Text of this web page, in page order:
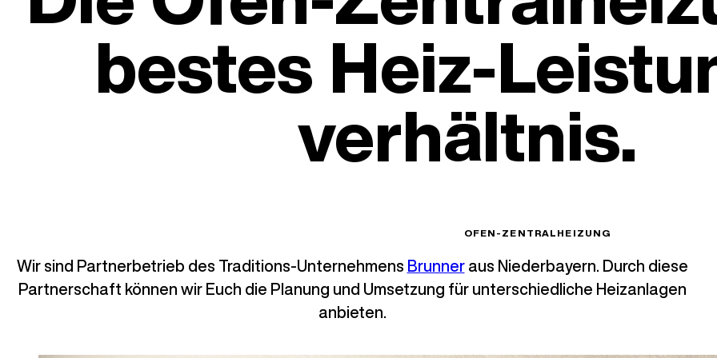
bestes Heiz-
verhältnis.
OFEN-ZENTRALHEIZUNG
Wir sind Partnerbetrieb des Traditions-Unternehmens Brunneraus Niederbayern. Durch diese
Partnerschaft können wir Euch die Planung und Umsetzung für unterschiedliche Heizanlagen
anbieten.